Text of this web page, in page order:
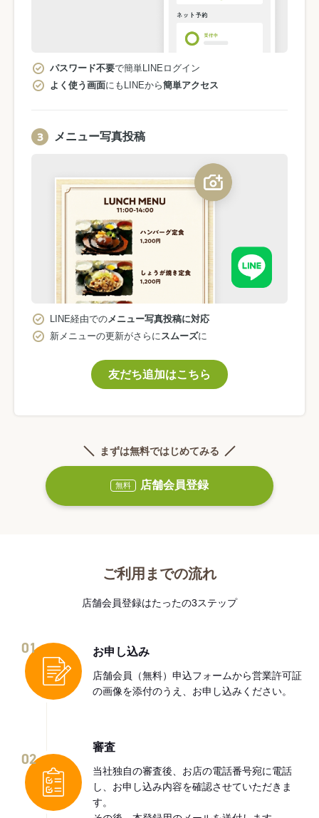
パスワード不要で簡単LINEログイン
よく使う画面にもLINEから簡単アクセス
メニュー写真投稿
LINE経由での メニュー写真投稿に対応
新メニューの更新がさらに スムーズに
友だち追加はこちら
まずは無料ではじめてみる
無料 店舗会員登録
ご利用までの流れ
店舗会員登録はたったの3ステップ
01 お申し込み
店舗会員（無料）申込フォームから営業許可証
の画像を添付のうえ、お申し込みください。
02
審査
当社独自の審査後、お店の電話番号宛に電話
し、お申し込み内容を確認させていただきま
す。